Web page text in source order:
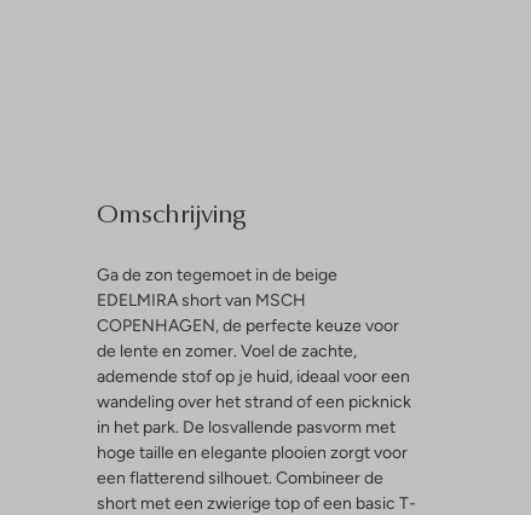
Omschrijving
Ga de zon tegemoet in de beige
EDELMIRA short van MSCH
COPENHAGEN, de perfecte keuze voor
de lente en zomer. Voel de zachte,
ademende stof op je huid, ideaal voor een
wandeling over het strand of een picknick
in het park. De losvallende pasvorm met
hoge taille en elegante plooien zorgt voor
een flatterend silhouet. Combineer de
short met een zwierige top of een basic T-